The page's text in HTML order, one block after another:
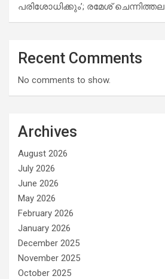
പരിശോധിക്കും’; രമേശ് ചെന്നിത്തല
Recent Comments
No comments to show.
Archives
August 2026
July 2026
June 2026
May 2026
February 2026
January 2026
December 2025
November 2025
October 2025